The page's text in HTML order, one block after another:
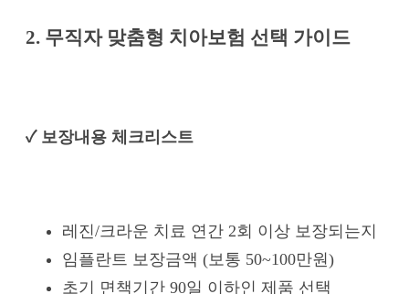
2. 무직자 맞춤형 치아보험 선택 가이드
✓ 보장내용 체크리스트
레진/크라운 치료 연간 2회 이상 보장되는지
임플란트 보장금액 (보통 50~100만원)
초기 면책기간 90일 이하인 제품 선택